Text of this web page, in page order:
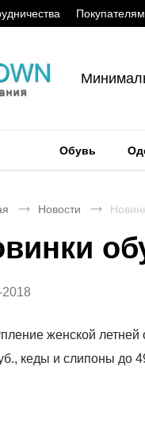
Покупателям
Обувь
Новости
женской
кеды и слипоны до